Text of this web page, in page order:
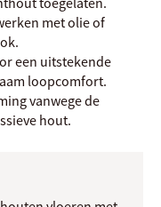
met olie of
een uitstekende
loopcomfort.
vanwege de
hout.